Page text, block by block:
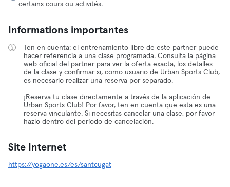
certains cours ou activités.
Informations importantes
Ten en cuenta: el entrenamiento libre de este partner puede
hacer referencia a una clase programada. Consulta la página
web oficial del partner para ver la oferta exacta, los detalles
de la clase y confirmar si, como usuario de Urban Sports Club,
es necesario realizar una reserva por separado.
¡Reserva tu clase directamente a través de la aplicación de
Urban Sports Club! Por favor, ten en cuenta que esta es una
reserva vinculante. Si necesitas cancelar una clase, por favor
hazlo dentro del período de cancelación.
Site Internet
https://yogaone.es/es/santcugat